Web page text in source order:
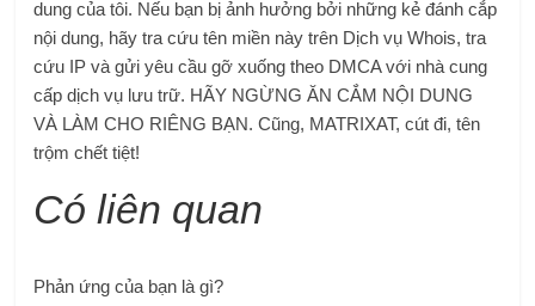
dung của tôi. Nếu bạn bị ảnh hưởng bởi những kẻ đánh cắp
nội dung, hãy tra cứu tên miền này trên Dịch vụ Whois, tra
cứu IP và gửi yêu cầu gỡ xuống theo DMCA với nhà cung
cấp dịch vụ lưu trữ. HÃY NGỪNG ĂN CẮM NỘI DUNG
VÀ LÀM CHO RIÊNG BẠN. Cũng, MATRIXAT, cút đi, tên
trộm chết tiệt!
Có liên quan
Phản ứng của bạn là gì?